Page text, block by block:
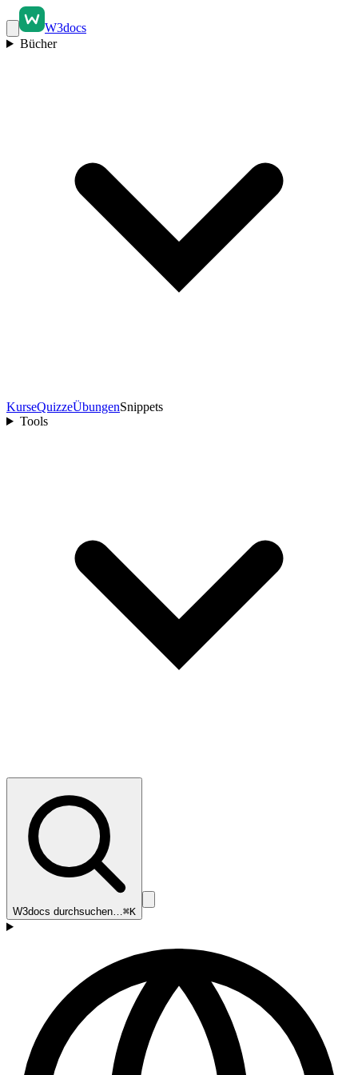
W3docs
Bücher
KurseQuizzeÜbungenSnippets
Tools
W3docs durchsuchen…⌘K